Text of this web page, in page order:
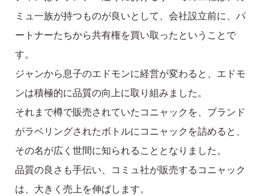
ミュ一族が持つものが良いとして、会社設立前に、パ
ートナーたちから共有権を買い取ったということで
す。
ジャンから息子のエドモンに経営が変わると、エドモ
ンは積極的に品質の向上に取り組みました。
それまで樽で販売されていたコニャックを、ブランド
がラベリングされたボトルにコニャックを詰めると、
その名が広く世間に知られることとなりました。
品質の良さも手伝い、コミュ社が販売するコニャック
は、大きく売上を伸ばします。